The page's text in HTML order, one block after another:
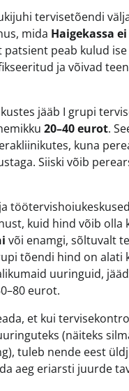
tervisetõendi
mida Haigekassa
patsient peab kulud
ja võivad
jääb I grupi
20–40 eurot.
kuna
Siiski võib
kuid hind võib olla
või enamgi, sõltuvalt
tõendi hind on alati
uuringuid,
eurot.
et kui
(näiteks
tuleb nende eest
aeg eriarsti juurde